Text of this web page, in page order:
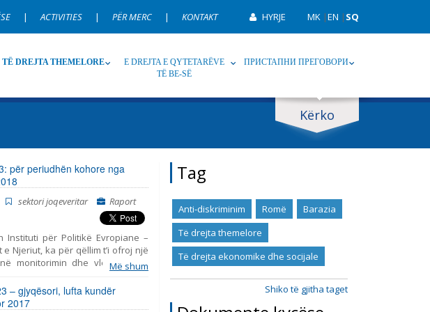
| ACTIVITIES | PËR MERC | KONTAKT HYRJE MK |EN | SQ
TË DREJTA THEMELORE
E DREJTA E QYTETARËVE
TË BE-SË
ПРИСТАПНИ ПРЕГОВОРИ
Kërko
ose fjalen
për periudhën kohore nga
sektori joqeveritar Raport
Instituti për Politikë Evropiane –
Njeriut, ka për qëllim t’i ofroj një
monitorimin dhe vlerësimin e
në BE – Jurisprudenca dhe
një tërësi të vetme koherente të
të cilat rezultuan nga
Më shum
– gjyqësori, lufta kundër
2017
Tag
Anti-diskriminim Romë
Barazia
Të drejta themelore
Të drejta ekonomike dhe socijale
Shiko të gjitha taget